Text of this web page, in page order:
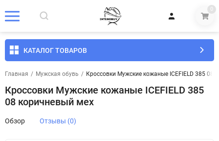
0
КАТАЛОГ ТОВАРОВ
Главная / Мужская обувь / Кроссовки Мужские кожаные ICEFIELD 385 08
Кроссовки Мужские кожаные ICEFIELD 385
08 коричневый мех
Обзор Отзывы (0)